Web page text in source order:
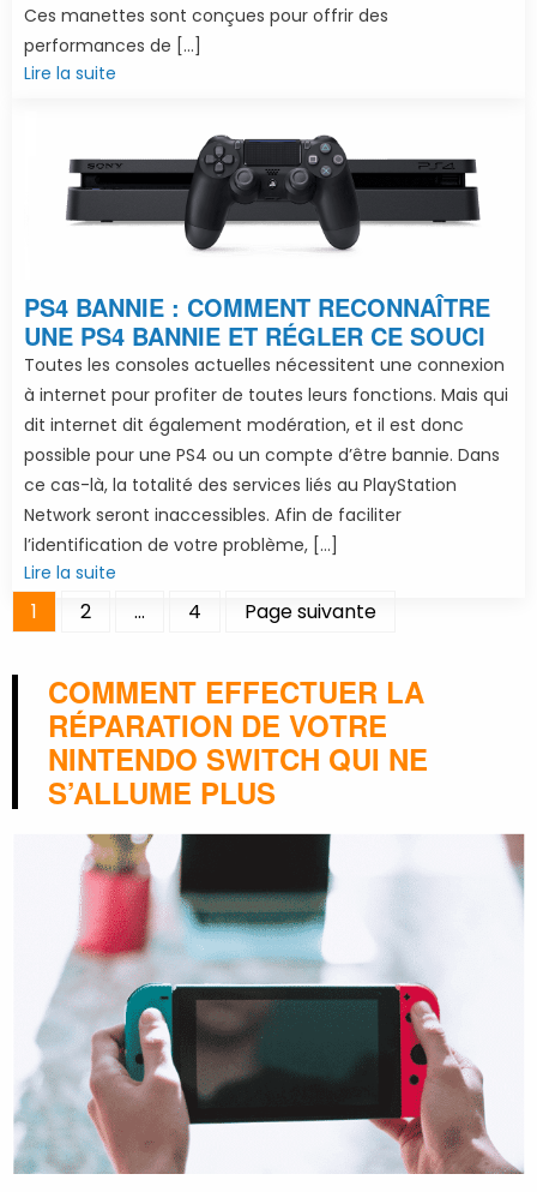
Ces manettes sont conçues pour offrir des
performances de […]
Lire la suite
PS4 BANNIE : COMMENT RECONNAÎTRE
UNE PS4 BANNIE ET RÉGLER CE SOUCI
Toutes les consoles actuelles nécessitent une connexion
à internet pour profiter de toutes leurs fonctions. Mais qui
dit internet dit également modération, et il est donc
possible pour une PS4 ou un compte d’être bannie. Dans
ce cas-là, la totalité des services liés au PlayStation
Network seront inaccessibles. Afin de faciliter
l’identification de votre problème, […]
Lire la suite
1 2 … 4 Page suivante
COMMENT EFFECTUER LA
RÉPARATION DE VOTRE
NINTENDO SWITCH QUI NE
S’ALLUME PLUS